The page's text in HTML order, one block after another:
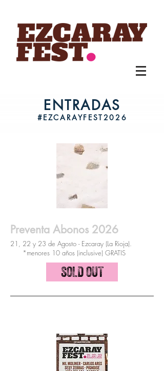
ENTRADAS
#EZCARAYFEST2026
Preventa Abonos 2026
21, 22 y 23 de Agosto - Ezcaray (La Rioja).
*menores 10 años (inclusive) GRATIS
SOLD OUT